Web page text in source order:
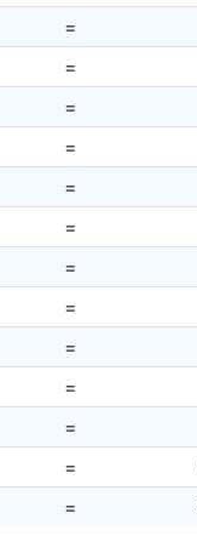
=
=
=
=
=
=
=
=
=
=
=
=
=